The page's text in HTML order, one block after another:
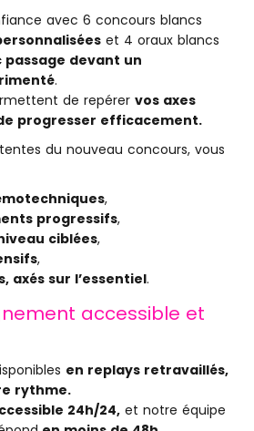
avec 6 concours blancs
et 4 oraux blancs
passage devant un
.
de repérer vos axes
progresser efficacement.
du nouveau concours, vous
,
progressifs,
ciblées,
,
axés sur l’essentiel.
accessible et
en replays retravaillés,
rythme.
24h/24, et notre équipe